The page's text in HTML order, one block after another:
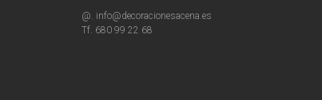
@. info@decoracionesacena.es
Tf. 680 99 22 68